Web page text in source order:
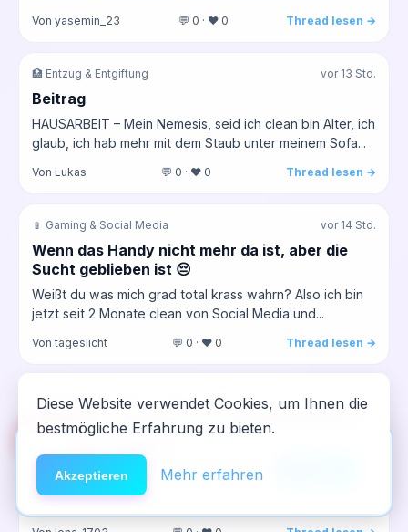
Von yasemin_23 💬 0 · ❤️ 0 Thread lesen →
🏥 Entzug & Entgiftung vor 13 Std.
Beitrag
HAUSARBEIT – Mein Nemesis, seid ich clean bin Alter, ich
glaub, ich hab mehr mit dem Staub unter meinem Sofa...
Von Lukas 💬 0 · ❤️ 0 Thread lesen →
📱 Gaming & Social Media vor 14 Std.
Wenn das Handy nicht mehr da ist, aber die
Sucht geblieben ist 😔
Weißt du was mich grad total krass wahrn? Also ich bin
jetzt seit 2 Monate clean von Social Media und...
Von tageslicht 💬 0 · ❤️ 0 Thread lesen →
🌀 Dissoziativa (DXM, Lachgas, PCP) vor 14 Std.
DXM-Trip und danach das ständige Flackern –
was geht mir da durch den Kopf
Also ich hab neulich nach der Party, wo ich wieder zu
viel getrunken hab, aus ’ner Flasche DXM geschlürft,
🆘Hilfe
NeelixberliN auf dem Homescreen —
wie eine echte App.
Diese Website verwendet Cookies, um Ihnen die
bestmögliche Erfahrung zu bieten.
Akzeptieren Mehr erfahren